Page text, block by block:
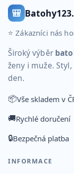
🎒
⭐ Zákazníci nás
Široký výběr
ženy i muže.
den.
📦Vše skladem v
🚚Rychlé doručení
🔒Bezpečná platba
INFORMACE